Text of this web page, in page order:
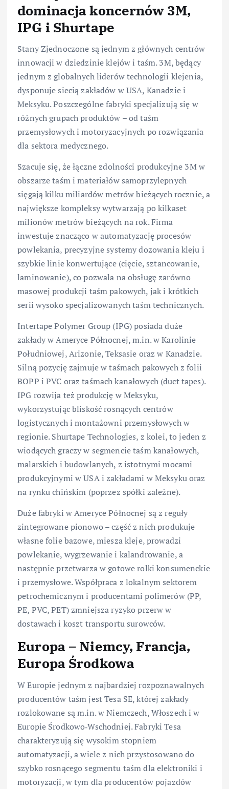
dominacja koncernów 3M,
IPG i Shurtape
Stany Zjednoczone są jednym z głównych centrów
innowacji w dziedzinie klejów i taśm. 3M, będący
jednym z globalnych liderów technologii klejenia,
dysponuje siecią zakładów w USA, Kanadzie i
Meksyku. Poszczególne fabryki specjalizują się w
różnych grupach produktów – od taśm
przemysłowych i motoryzacyjnych po rozwiązania
dla sektora medycznego.
Szacuje się, że łączne zdolności produkcyjne 3M w
obszarze taśm i materiałów samoprzylepnych
sięgają kilku miliardów metrów bieżących rocznie, a
największe kompleksy wytwarzają po kilkaset
milionów metrów bieżących na rok. Firma
inwestuje znacząco w automatyzację procesów
powlekania, precyzyjne systemy dozowania kleju i
szybkie linie konwertujące (cięcie, sztancowanie,
laminowanie), co pozwala na obsługę zarówno
masowej produkcji taśm pakowych, jak i krótkich
serii wysoko specjalizowanych taśm technicznych.
Intertape Polymer Group (IPG) posiada duże
zakłady w Ameryce Północnej, m.in. w Karolinie
Południowej, Arizonie, Teksasie oraz w Kanadzie.
Silną pozycję zajmuje w taśmach pakowych z folii
BOPP i PVC oraz taśmach kanałowych (duct tapes).
IPG rozwija też produkcję w Meksyku,
wykorzystując bliskość rosnących centrów
logistycznych i montażowni przemysłowych w
regionie. Shurtape Technologies, z kolei, to jeden z
wiodących graczy w segmencie taśm kanałowych,
malarskich i budowlanych, z istotnymi mocami
produkcyjnymi w USA i zakładami w Meksyku oraz
na rynku chińskim (poprzez spółki zależne).
Duże fabryki w Ameryce Północnej są z reguły
zintegrowane pionowo – część z nich produkuje
własne folie bazowe, miesza kleje, prowadzi
powlekanie, wygrzewanie i kalandrowanie, a
następnie przetwarza w gotowe rolki konsumenckie
i przemysłowe. Współpraca z lokalnym sektorem
petrochemicznym i producentami polimerów (PP,
PE, PVC, PET) zmniejsza ryzyko przerw w
dostawach i koszt transportu surowców.
Europa – Niemcy, Francja,
Europa Środkowa
W Europie jednym z najbardziej rozpoznawalnych
producentów taśm jest Tesa SE, której zakłady
rozlokowane są m.in. w Niemczech, Włoszech i w
Europie Środkowo‑Wschodniej. Fabryki Tesa
charakteryzują się wysokim stopniem
automatyzacji, a wiele z nich przystosowano do
szybko rosnącego segmentu taśm dla elektroniki i
motoryzacji, w tym dla producentów pojazdów